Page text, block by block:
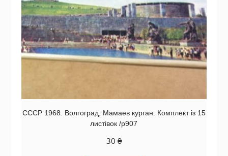
СССР 1968. Волгоград, Мамаев курган. Комплект із 15
листівок /р907
30 ₴